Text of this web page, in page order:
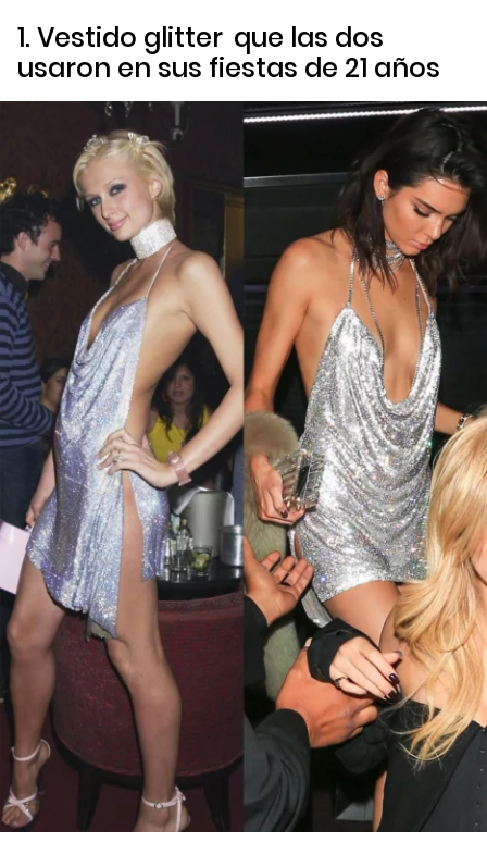
1. Vestido glitter que las dos
usaron en sus fiestas de 21 años